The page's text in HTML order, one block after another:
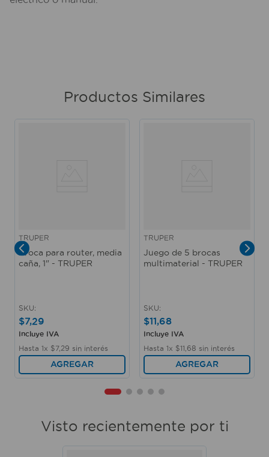
Productos Similares
TRUPER
Broca para router, media
caña, 1" - TRUPER
SKU:
$7,29
Incluye IVA
Hasta 1x $7, 29 sin interés
AGREGAR
TRUPER
Juego de 5 brocas
multimaterial - TRUPER
SKU:
$11,68
Incluye IVA
Hasta 1x $11 68 sin interés
AGREGAR
Visto recientemente por ti